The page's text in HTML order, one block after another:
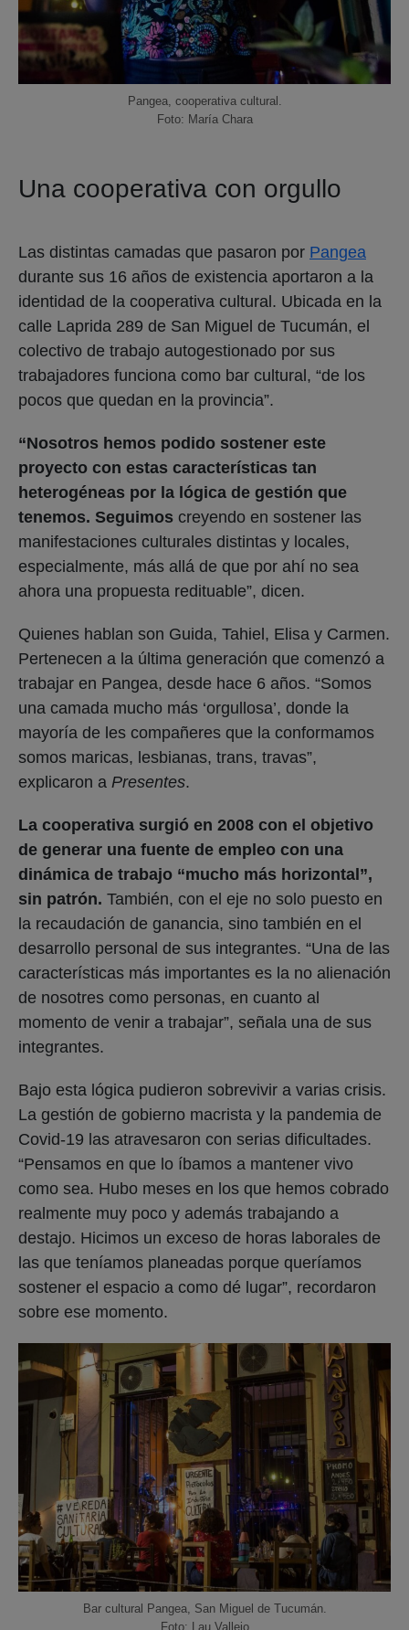
Pangea, cooperativa cultural.
Foto: María Chara
Una cooperativa con orgullo
Las distintas camadas que pasaron por Pangea
durante sus 16 años de existencia aportaron a la
identidad de la cooperativa cultural. Ubicada en la
calle Laprida 289 de San Miguel de Tucumán, el
colectivo de trabajo autogestionado por sus
trabajadores funciona como bar cultural, “de los
pocos que quedan en la provincia”.
“Nosotros hemos podido sostener este
proyecto con estas características tan
heterogéneas por la lógica de gestión que
tenemos. Seguimos creyendo en sostener las
manifestaciones culturales distintas y locales,
especialmente, más allá de que por ahí no sea
ahora una propuesta redituable”, dicen.
Quienes hablan son Guida, Tahiel, Elisa y Carmen.
Pertenecen a la última generación que comenzó a
trabajar en Pangea, desde hace 6 años. “Somos
una camada mucho más ‘orgullosa’, donde la
mayoría de les compañeres que la conformamos
somos maricas, lesbianas, trans, travas”,
explicaron a Presentes.
La cooperativa surgió en 2008 con el objetivo
de generar una fuente de empleo con una
dinámica de trabajo “mucho más horizontal”,
sin patrón. También, con el eje no solo puesto en
la recaudación de ganancia, sino también en el
desarrollo personal de sus integrantes. “Una de las
características más importantes es la no alienación
de nosotres como personas, en cuanto al
momento de venir a trabajar”, señala una de sus
integrantes.
Bajo esta lógica pudieron sobrevivir a varias crisis.
La gestión de gobierno macrista y la pandemia de
Covid-19 las atravesaron con serias dificultades.
“Pensamos en que lo íbamos a mantener vivo
como sea. Hubo meses en los que hemos cobrado
realmente muy poco y además trabajando a
destajo. Hicimos un exceso de horas laborales de
las que teníamos planeadas porque queríamos
sostener el espacio a como dé lugar”, recordaron
sobre ese momento.
Bar cultural Pangea, San Miguel de Tucumán.
Foto: Lau Vallejo